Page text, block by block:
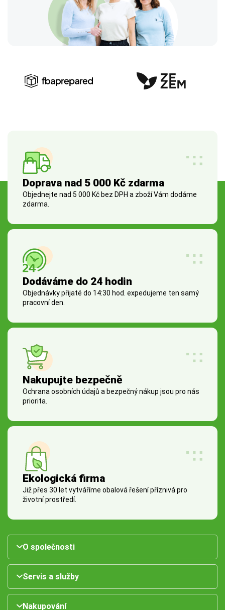
Doprava nad 5 000 Kč zdarma
Objednejte nad 5 000 Kč bez DPH a zboží Vám dodáme
zdarma.
Dodáváme do 24 hodin
Objednávky přijaté do 14:30 hod. expedujeme ten samý
pracovní den.
Nakupujte bezpečně
Ochrana osobních údajů a bezpečný nákup jsou pro nás
priorita.
Ekologická firma
Již přes 30 let vytváříme obalová řešení příznivá pro
životní prostředí.
O společnosti
Servis a služby
Nakupování